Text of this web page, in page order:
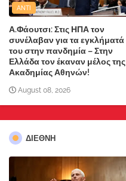
ANTI
Α.Φάουτσι: Στις ΗΠΑ τον
συνέλαβαν για τα εγκλήματά
του στην πανδημία – Στην
Ελλάδα τον έκαναν μέλος της
Ακαδημίας Αθηνών!
August 08, 2026
ΔΙΕΘΝΗ